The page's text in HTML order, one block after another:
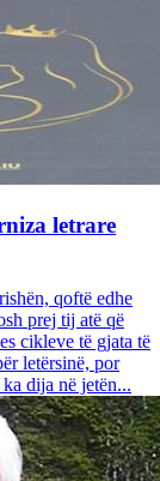
letrare
qoftë edhe
prej tij atë që
cikleve të gjata të
letërsinë, por
dija në jetën...